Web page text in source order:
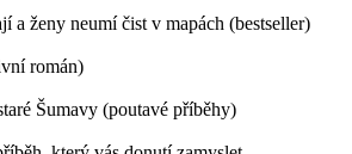
a ženy neumí čist v mapách (bestseller)
román)
Šumavy (poutavé příběhy)